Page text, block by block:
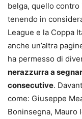
belga, quello contro
tenendo in
League e la Coppa
anche un’altra
ha permesso di
nerazzurra a
consecutive.
come: Giuseppe
Boninsegna, Mauro